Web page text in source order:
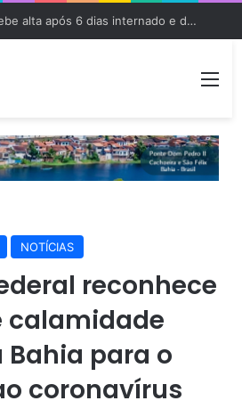
Edson Gomes recebe alta após 6 dias internado e deve voltar aos palcos
NOTÍCIAS
reconhece
calamidade
para o
coronavírus